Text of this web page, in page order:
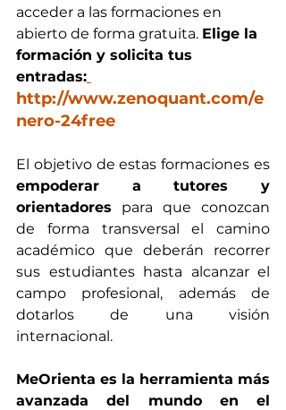
acceder a las formaciones en
abierto de forma gratuita. Elige la
formación y solicita tus
entradas:
http://www.zenoquant.com/e
nero-24free
empoderar a tutores y
orientadores para que conozcan
de forma transversal el camino
académico que deberán recorrer
sus estudiantes hasta alcanzar el
campo profesional, además de
dotarlos de una visión
internacional.
MeOrienta es la herramienta más
avanzada del mundo en el